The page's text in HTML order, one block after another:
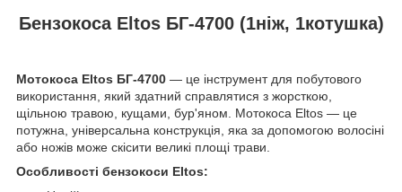
Бензокоса Eltos БГ-4700 (1ніж, 1котушка)
Мотокоса Eltos БГ-4700 — це інструмент для побутового
використання, який здатний справлятися з жорсткою,
щільною травою, кущами, бур'яном. Мотокоса Eltos — це
потужна, універсальна конструкція, яка за допомогою волосіні
або ножів може скісити великі площі трави.
Особливості бензокоси Eltos: